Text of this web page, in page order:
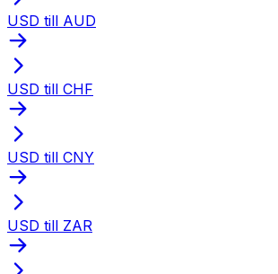
USD till AUD
USD till CHF
USD till CNY
USD till ZAR